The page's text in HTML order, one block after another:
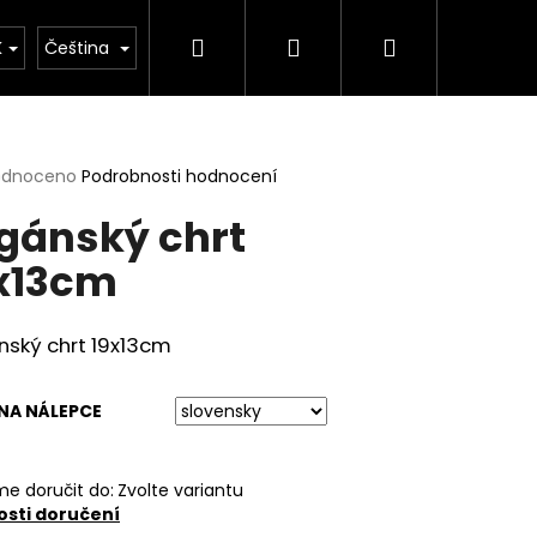
Čeština Hledat PřihlášeníNákupní
Podrobnosti hodnocení
chrt
chrt 19x13cm
NÁLEPCE
doručit do: Zvolte variantu
doručení